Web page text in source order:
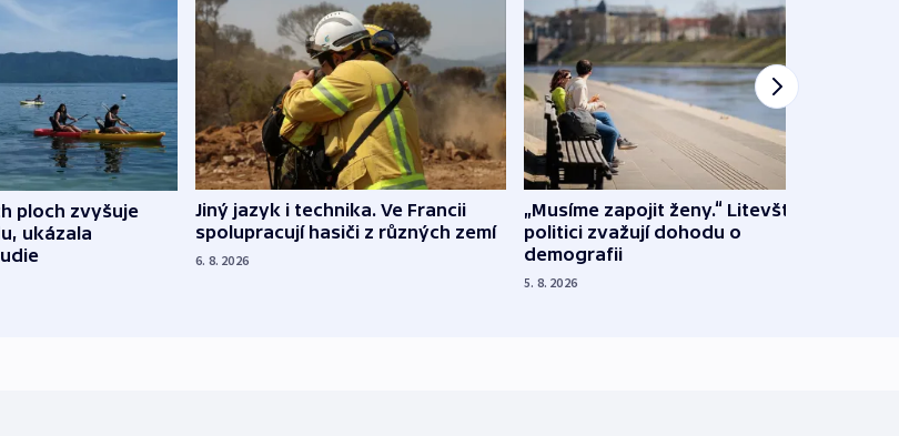
ploch zvyšuje
ukázala
Jiný jazyk i technika. Ve Francii
spolupracují hasiči z různých zemí
6. 8. 2026
„Musíme zapojit ženy.“ Litevští
politici zvažují dohodu o
demografii
5. 8. 2026